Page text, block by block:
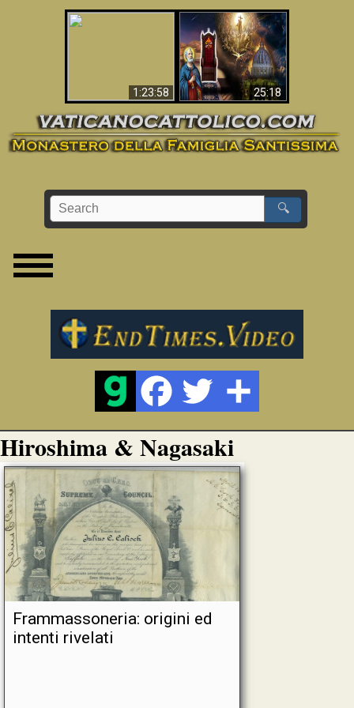
1:23:58 25:18
La Bibbia ha previsto
70 anni senza Papa?
🔍
Hiroshima & Nagasaki
Frammassoneria: origini ed
intenti rivelati